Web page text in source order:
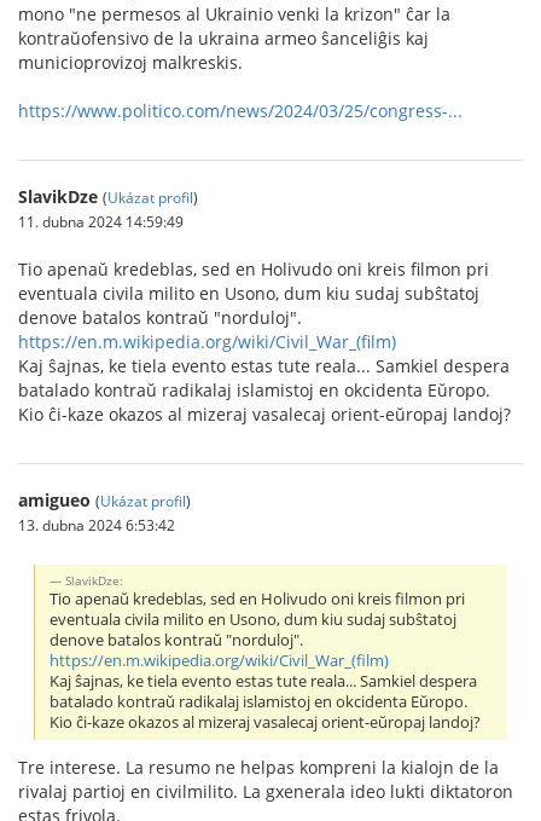
mono "ne permesos al Ukrainio venki la krizon" ĉar la
kontraŭofensivo de la ukraina armeo ŝanceliĝis kaj
municioprovizoj malkreskis.
https://www.politico.com/news/2024/03/25/congress-...
SlavikDze (Ukázat profil)
11. dubna 2024 14:59:49
Tio apenaŭ kredeblas, sed en Holivudo oni kreis filmon pri
eventuala civila milito en Usono, dum kiu sudaj subŝtatoj
denove batalos kontraŭ "norduloj".
https://en.m.wikipedia.org/wiki/Civil_War_(film)
Kaj ŝajnas, ke tiela evento estas tute reala... Samkiel despera
batalado kontraŭ radikalaj islamistoj en okcidenta Eŭropo.
Kio ĉi-kaze okazos al mizeraj vasalecaj orient-eŭropaj landoj?
amigueo (Ukázat profil)
13. dubna 2024 6:53:42
SlavikDze:
Tio apenaŭ kredeblas, sed en Holivudo oni kreis filmon pri
eventuala civila milito en Usono, dum kiu sudaj subŝtatoj
denove batalos kontraŭ "norduloj".
https://en.m.wikipedia.org/wiki/Civil_War_(film)
Kaj ŝajnas, ke tiela evento estas tute reala... Samkiel despera
batalado kontraŭ radikalaj islamistoj en okcidenta Eŭropo.
Kio ĉi-kaze okazos al mizeraj vasalecaj orient-eŭropaj landoj?
Tre interese. La resumo ne helpas kompreni la kialojn de la
rivalaj partioj en civilmilito. La gxenerala ideo lukti diktatoron
estas frivola.